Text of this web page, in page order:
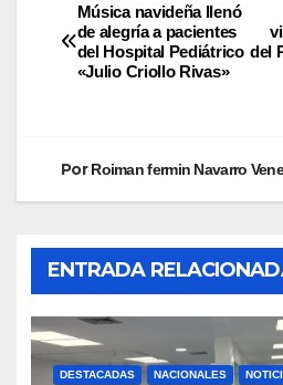
del
Música navideña llenó
de alegría a pacientes
del Hospital Pediátrico
«Julio Criollo Rivas»
PorRoiman fermin Navarro
ENTRADA
DESTACADAS NACIONALES